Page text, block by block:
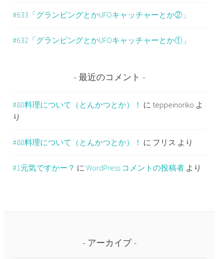
#633「グランピングとかUFOキャッチャーとか②」
#632「グランピングとかUFOキャッチャーとか①」
最近のコメント
#80料理について（とんかつとか）！ に teppeinoriko よ
り
#80料理について（とんかつとか）！ に フリス より
#1元気ですかー？ にWordPress コメントの投稿者 より
アーカイブ